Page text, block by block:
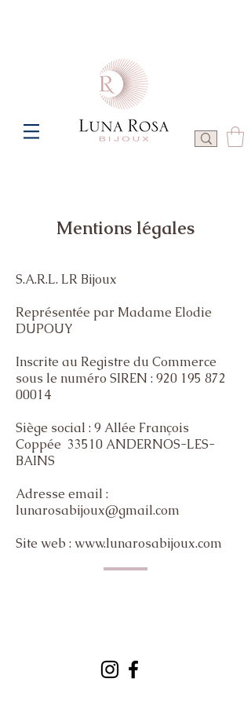
Mentions légales
S.A.R.L. LR Bijoux
Représentée par Madame Elodie
DUPOUY
Inscrite au Registre du Commerce
sous le numéro SIREN : 920 195 872
00014
Siège social : 9 Allée François
Coppée 33510 ANDERNOS-LES-
BAINS
Adresse email :
lunarosabijoux@gmail.com
Site web : www.lunarosabijoux.com